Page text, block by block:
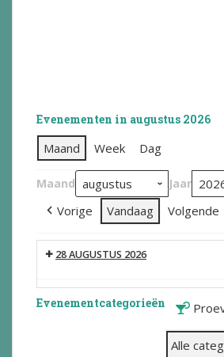
Evenementen in augustus 2026
Maand Week Dag
Maand Jaar
Vorige Vandaag Volgende
28 AUGUSTUS 2026
Evenementcategorieën
Alle